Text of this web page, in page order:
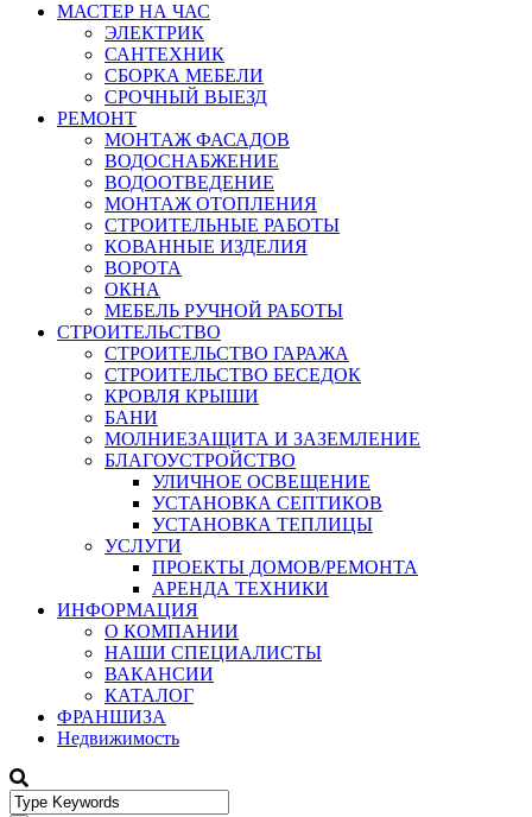
МАСТЕР НА ЧАС
ЭЛЕКТРИК
САНТЕХНИК
СБОРКА МЕБЕЛИ
СРОЧНЫЙ ВЫЕЗД
РЕМОНТ
МОНТАЖ ФАСАДОВ
ВОДОСНАБЖЕНИЕ
ВОДООТВЕДЕНИЕ
МОНТАЖ ОТОПЛЕНИЯ
СТРОИТЕЛЬНЫЕ РАБОТЫ
КОВАННЫЕ ИЗДЕЛИЯ
ВОРОТА
ОКНА
МЕБЕЛЬ РУЧНОЙ РАБОТЫ
СТРОИТЕЛЬСТВО
СТРОИТЕЛЬСТВО ГАРАЖА
СТРОИТЕЛЬСТВО БЕСЕДОК
КРОВЛЯ КРЫШИ
БАНИ
МОЛНИЕЗАЩИТА И ЗАЗЕМЛЕНИЕ
БЛАГОУСТРОЙСТВО
УЛИЧНОЕ ОСВЕЩЕНИЕ
УСТАНОВКА СЕПТИКОВ
УСТАНОВКА ТЕПЛИЦЫ
УСЛУГИ
ПРОЕКТЫ ДОМОВ/РЕМОНТА
АРЕНДА ТЕХНИКИ
ИНФОРМАЦИЯ
О КОМПАНИИ
НАШИ СПЕЦИАЛИСТЫ
ВАКАНСИИ
КАТАЛОГ
ФРАНШИЗА
Недвижимость